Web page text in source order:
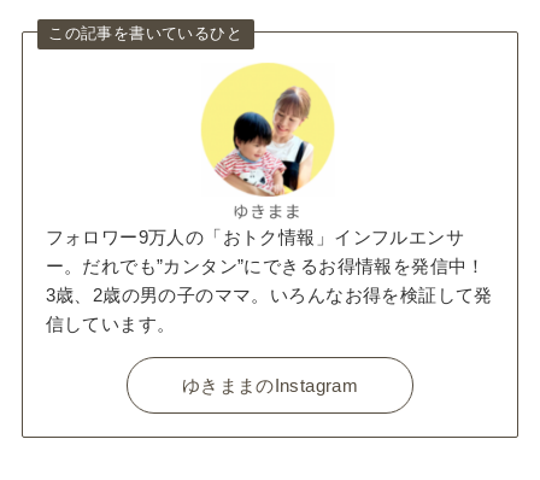
この記事を書いているひと
フォロワー9万人の「おトク情報」インフルエンサ
ー。だれでも”カンタン”にできるお得情報を発信中！
3歳、2歳の男の子のママ。いろんなお得を検証して発
信しています。
ゆきままのInstagram